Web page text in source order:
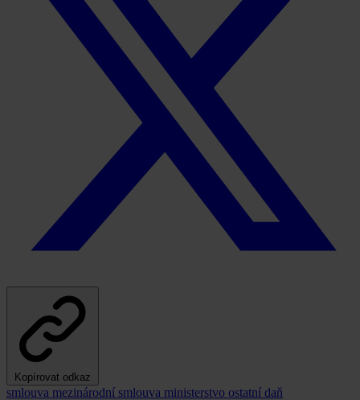
Kopírovat odkaz
smlouva mezinárodní smlouva ministerstvo ostatní daň